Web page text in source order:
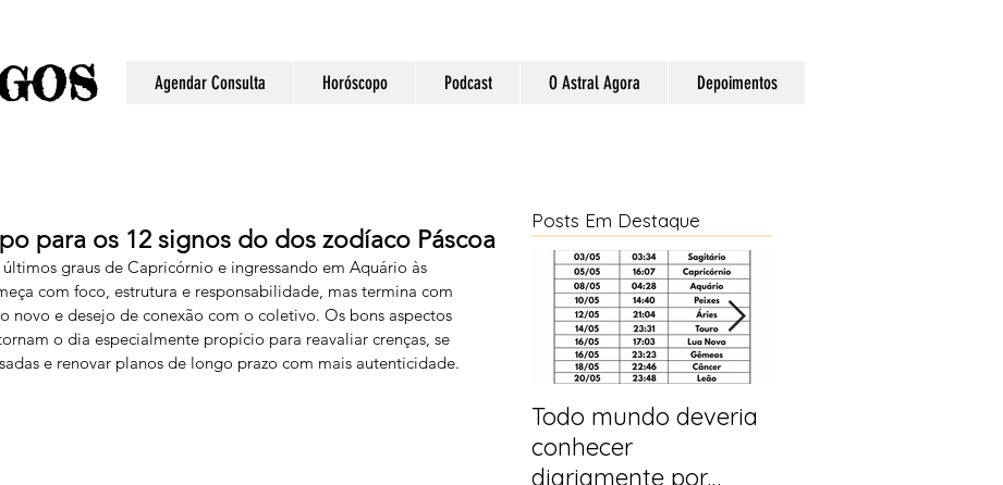
S Agendar Consulta Horóscopo Podcast O Astral Agora Depoimentos
para os 12 signos do dos zodíaco Páscoa
graus de Capricórnio e ingressando em Aquário às
com foco, estrutura e responsabilidade, mas termina com
novo e desejo de conexão com o coletivo. Os bons aspectos
o dia especialmente propício para reavaliar crenças, se
e renovar planos de longo prazo com mais autenticidade.
Posts Em Destaque
Todo mundo deveria
conhecer
diariamente por